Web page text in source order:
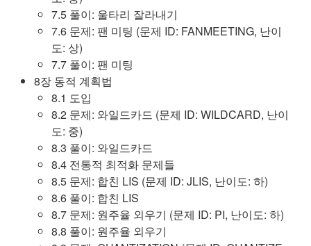
7.5 풀이: 울타리 잘라내기
7.6 문제: 팬 미팅 (문제 ID: FANMEETING, 난이
도: 상)
7.7 풀이: 팬 미팅
8장 동적 계획법
8.1 도입
8.2 문제: 와일드카드 (문제 ID: WILDCARD, 난이
도: 중)
8.3 풀이: 와일드카드
8.4 전통적 최적화 문제들
8.5 문제: 합친 LIS (문제 ID: JLIS, 난이도: 하)
8.6 풀이: 합친 LIS
8.7 문제: 원주율 외우기 (문제 ID: PI, 난이도: 하)
8.8 풀이: 원주율 외우기